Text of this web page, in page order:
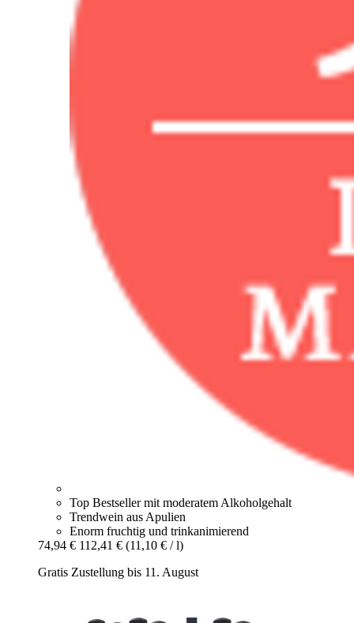
Top Bestseller mit moderatem Alkoholgehalt
Trendwein aus Apulien
Enorm fruchtig und trinkanimierend
74,94 € 112,41 € (11,10 € / l)
Gratis Zustellung bis 11. August